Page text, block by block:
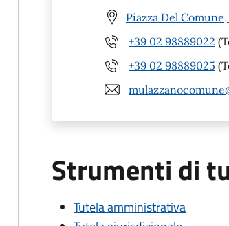
Piazza Del
+39 02 98889022
+39 02 98889025
Strumenti di
Tutela amministrativa